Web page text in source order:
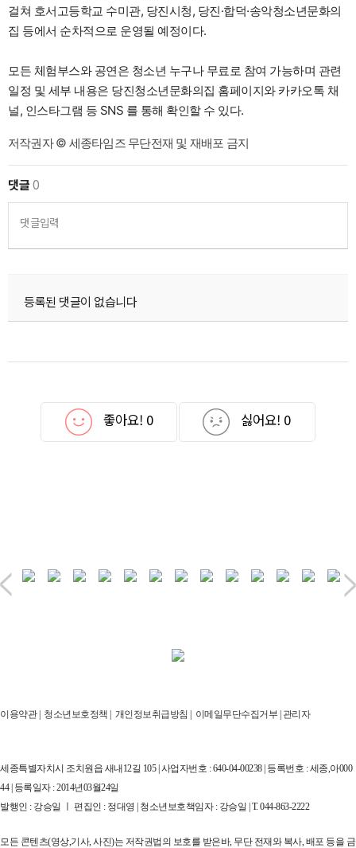
걸쳐 호서고등학교 수미관, 당진시청, 당진·합덕·송악청소년문화의
집 등에서 순차적으로 운영될 예정이다.
모든 체험부스와 공연은 청소년 누구나 무료로 참여 가능하며 관련
일정 및 세부 내용은 당진청소년문화의집 홈페이지와 카카오톡 채
널, 인스타그램 등 SNS 를 통해 확인할 수 있다.
저작권자 © 세종타임즈 무단전재 및 재배포 금지
댓글0
댓글입력
등록된 댓글이 없습니다
좋아요! 0 싫어요! 0
이용약관| 청소년보호정책 | 개인정보취급방침 | 이메일무단수집거부 | 관리자
세종특별자치시 조치원읍 새내12길 105 | 사업자번호 : 640-04-00238 | 등록번호 : 세종,아000
44 | 등록일자 : 2014년03월24일
발행인 : 강승일 ㅣ 편집인 : 정대영 | 청소년보호책임자 : 강승일 | T. 044-863-2222
모든 콘텐츠(영상,기사, 사진)는 저작권법의 보호를 받은바, 무단 전재와 복사, 배포 등을 금